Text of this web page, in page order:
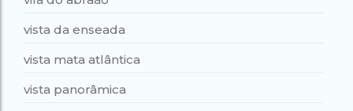
vista da enseada
vista mata atlântica
vista panorâmica